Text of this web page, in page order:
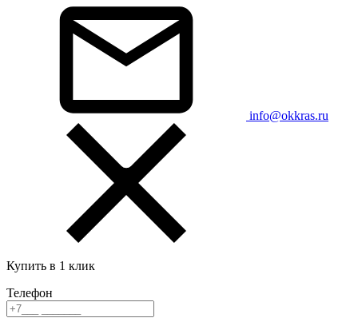
info@okkras.ru
Купить в 1 клик
Телефон